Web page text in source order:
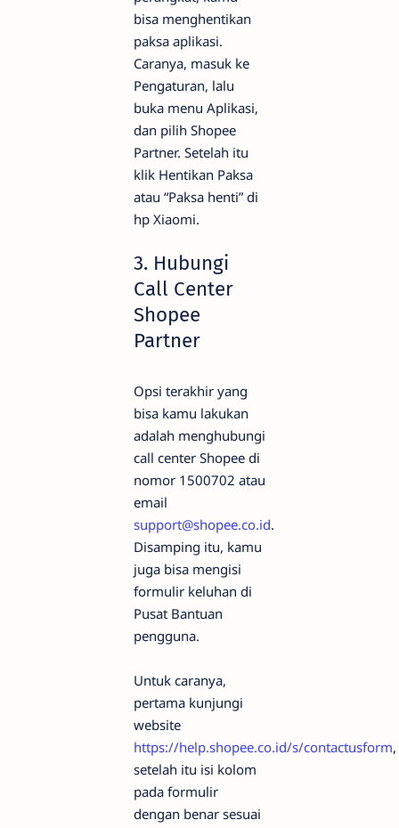
bisa menghentikan
paksa aplikasi.
Caranya, masuk ke
Pengaturan, lalu
buka menu Aplikasi,
dan pilih Shopee
Partner. Setelah itu
klik Hentikan Paksa
atau “Paksa henti” di
hp Xiaomi.
3. Hubungi
Call Center
Shopee
Partner
Opsi terakhir yang
bisa kamu lakukan
adalah menghubungi
call center Shopee di
nomor 1500702 atau
email
support@shopee.co.id.
Disamping itu, kamu
juga bisa mengisi
formulir keluhan di
Pusat Bantuan
pengguna.
Untuk caranya,
pertama kunjungi
website
https://help.shopee.co.id/s/contactusform,
setelah itu isi kolom
pada formulir
dengan benar sesuai